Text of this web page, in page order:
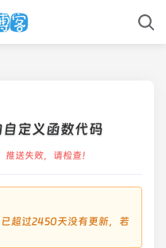
定义函数代码
推送失败，请检查！
超过2450天没有更新，若